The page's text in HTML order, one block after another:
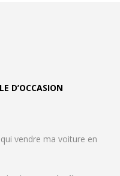
D’OCCASION
vendre ma voiture en